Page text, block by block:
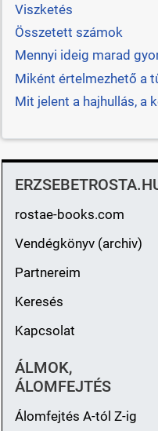
Viszketés
Összetett számok
Mennyi ideig marad
Miként értelmezhető a
Mit jelent a hajhullás, a
rostae-books.com
Vendégkönyv (archiv)
Partnereim
Keresés
Kapcsolat
ÁLMOK,
ÁLOMFEJTÉS
Álomfejtés A-tól Z-ig